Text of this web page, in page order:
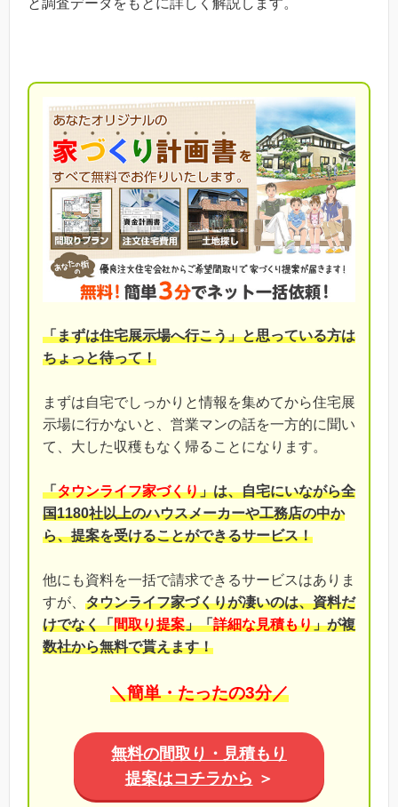
「まずは住宅展示場へ行こう」と思っている方は
ちょっと待って！
まずは自宅でしっかりと情報を集めてから住宅展
示場に行かないと、営業マンの話を一方的に聞い
て、大した収穫もなく帰ることになります。
「タウンライフ家づくり」は、自宅にいながら全
国1180社以上のハウスメーカーや工務店の中か
ら、提案を受けることができるサービス！
他にも資料を一括で請求できるサービスはありま
すが、 タウンライフ家づくりが凄いのは、資料だ
けでなく「間取り提案」「詳細な見積もり」が複
数社から無料で貰えます！
＼簡単・たったの3分／
無料の間取り・見積もり
提案はコチラから ＞